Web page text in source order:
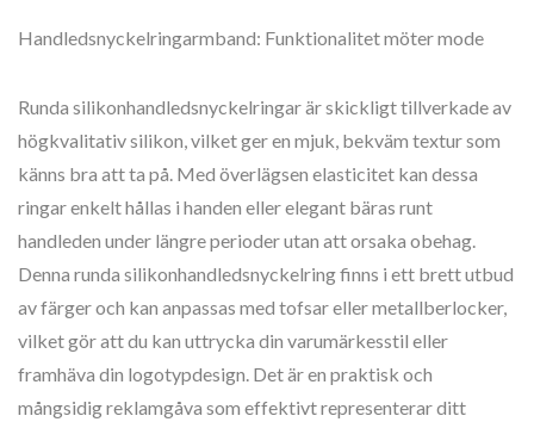
Handledsnyckelringarmband: Funktionalitet möter mode
Runda silikonhandledsnyckelringar är skickligt tillverkade av
högkvalitativ silikon, vilket ger en mjuk, bekväm textur som
känns bra att ta på. Med överlägsen elasticitet kan dessa
ringar enkelt hållas i handen eller elegant bäras runt
handleden under längre perioder utan att orsaka obehag.
Denna runda silikonhandledsnyckelring finns i ett brett utbud
av färger och kan anpassas med tofsar eller metallberlocker,
vilket gör att du kan uttrycka din varumärkesstil eller
framhäva din logotypdesign. Det är en praktisk och
mångsidig reklamgåva som effektivt representerar ditt